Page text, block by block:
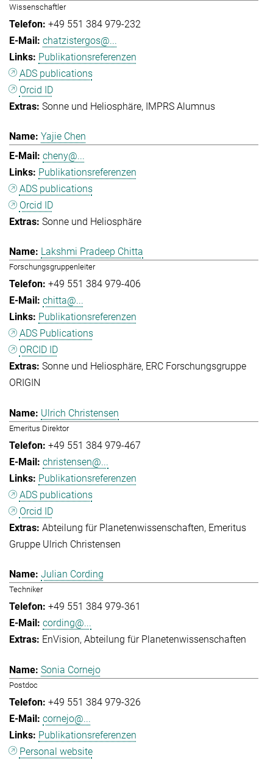
Wissenschaftler
+49 551 384 979-232
chatzistergos@...
Publikationsreferenzen
ADS publications
Orcid ID
Sonne und Heliosphäre IMPRS Alumnus
Yajie Chen
cheny@...
Publikationsreferenzen
ADS publications
Orcid ID
Sonne und Heliosphäre
Lakshmi Pradeep Chitta
Forschungsgruppenleiter
+49 551 384 979-406
chitta@...
Publikationsreferenzen
ADS Publications
ORCID ID
Sonne und Heliosphäre ERC Forschungsgruppe
ORIGIN
Ulrich Christensen
Emeritus Direktor
+49 551 384 979-467
christensen@...
Publikationsreferenzen
ADS publications
Orcid ID
Abteilung für Planetenwissenschaften Emeritus
Gruppe Ulrich Christensen
Julian Cording
Techniker
+49 551 384 979-361
cording@...
EnVision Abteilung für Planetenwissenschaften
Sonia Cornejo
Postdoc
+49 551 384 979-326
cornejo@...
Publikationsreferenzen
Personal website